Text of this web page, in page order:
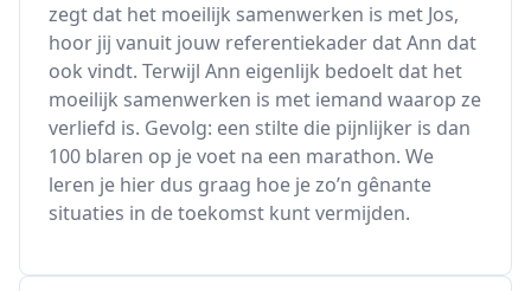
zegt dat het moeilijk samenwerken is met Jos,
hoor jij vanuit jouw referentiekader dat Ann dat
ook vindt. Terwijl Ann eigenlijk bedoelt dat het
moeilijk samenwerken is met iemand waarop ze
verliefd is. Gevolg: een stilte die pijnlijker is dan
100 blaren op je voet na een marathon. We
leren je hier dus graag hoe je zo’n gênante
situaties in de toekomst kunt vermijden.